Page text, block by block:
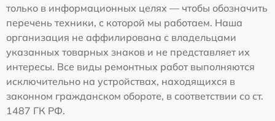
только в информационных целях — чтобы обозначить
перечень техники, с которой мы работаем. Наша
организация не аффилирована с владельцами
указанных товарных знаков и не представляет их
интересы. Все виды ремонтных работ выполняются
исключительно на устройствах, находящихся в
законном гражданском обороте, в соответствии со ст.
1487 ГК РФ.